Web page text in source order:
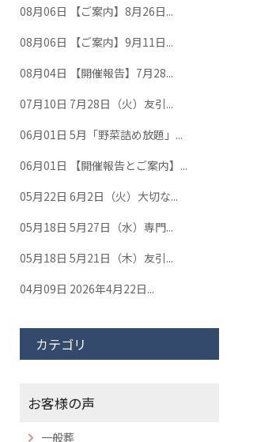
08月06日 【ご案内】8月26日...
08月06日 【ご案内】9月11日...
08月04日 【開催報告】7月28...
07月10日 7月28日（火）友引...
06月01日 5月「野菜詰め放題」...
06月01日 【開催報告とご案内】...
05月22日 6月2日（火）大切な...
05月18日 5月27日（水）専門...
05月18日 5月21日（木）友引...
04月09日 2026年4月22日...
カテゴリ
お客様の声
一般葬